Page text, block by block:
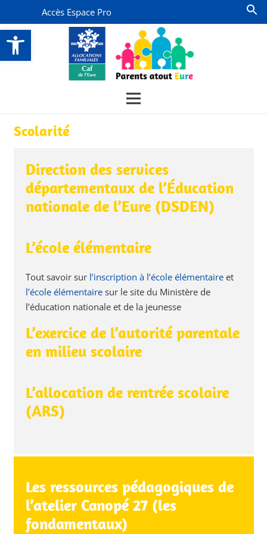
Ouvrir la barre d’outils
Accès Espace Pro
Scolarité
Direction des services
départementaux de l’Éducation
nationale de l’Eure (DSDEN)
L’école élémentaire
Tout savoir sur l’inscription à l’école élémentaireet
l’école élémentairesur le site du Ministère de
l’éducation nationale et de la jeunesse
L’exercice de l’autorité parentale
en milieu scolaire
L’allocation de rentrée scolaire
(ARS)
Les ressources pédagogiques de
l’atelier Canopé 27 (les
fondamentaux)